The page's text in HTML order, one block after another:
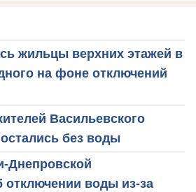
жильцы верхних этажей в
на фоне отключений
Васильевского
без воды
Днепровской
отключении воды из-за